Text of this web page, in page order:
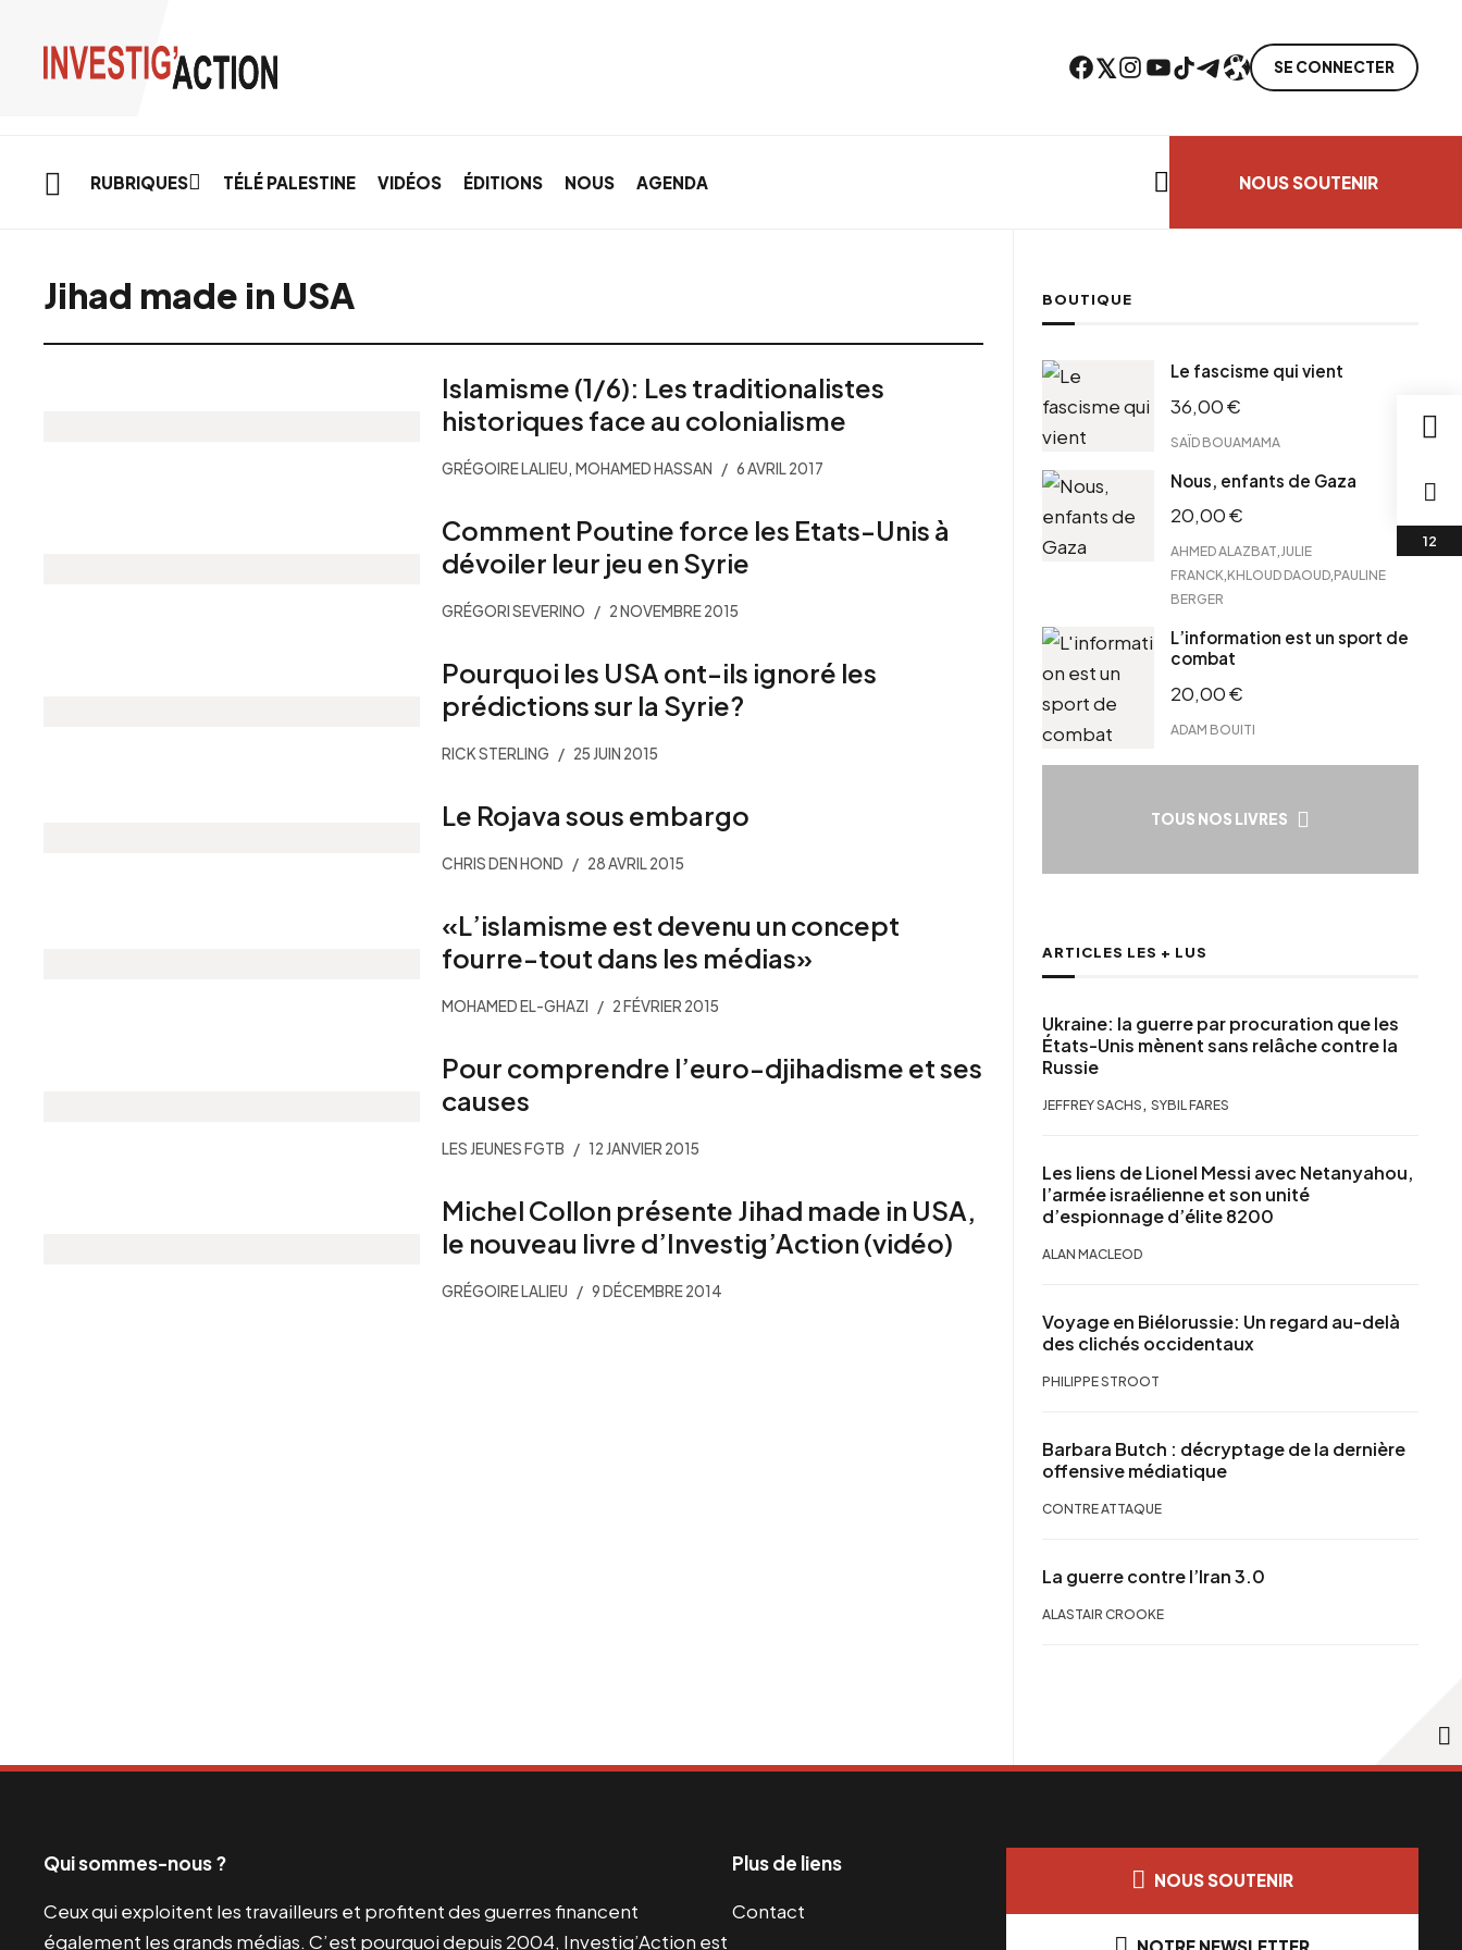
Facebook Twitter Instagram YouTube TikTok TelegramLien SE CONNECTER
RUBRIQUES TÉLÉ PALESTINE VIDÉOS ÉDITIONS NOUS AGENDA NOUS SOUTENIR
Jihad made in USA
Islamisme (1/6): Les traditionalistes
historiques face au colonialisme
GRÉGOIRE LALIEU, MOHAMED HASSAN 6 AVRIL 2017
Comment Poutine force les Etats-Unis à
dévoiler leur jeu en Syrie
GRÉGORI SEVERINO 2 NOVEMBRE 2015
Pourquoi les USA ont-ils ignoré les
prédictions sur la Syrie?
RICK STERLING 25 JUIN 2015
Le Rojava sous embargo
CHRIS DEN HOND 28 AVRIL 2015
«L’islamisme est devenu un concept
fourre-tout dans les médias»
MOHAMED EL-GHAZI 2 FÉVRIER 2015
Pour comprendre l’euro-djihadisme et ses
causes
LES JEUNES FGTB 12 JANVIER 2015
Michel Collon présente Jihad made in USA,
le nouveau livre d’Investig’Action (vidéo)
GRÉGOIRE LALIEU 9 DÉCEMBRE 2014
BOUTIQUE
Le fascisme qui vient
36,00€
SAÏD BOUAMAMA
Nous, enfants de Gaza
20,00€
AHMED ALAZBAT JULIE
FRANCK KHLOUD DAOUD PAULINE
BERGER
L’information est un sport de
combat
20,00€
ADAM BOUITI
TOUS NOS LIVRES
ARTICLES LES + LUS
Ukraine: la guerre par procuration que les
États-Unis mènent sans relâche contre la
Russie
JEFFREY SACHS , SYBIL FARES
Les liens de Lionel Messi avec Netanyahou,
l’armée israélienne et son unité
d’espionnage d’élite 8200
ALAN MACLEOD
Voyage en Biélorussie: Un regard au-delà
des clichés occidentaux
PHILIPPE STROOT
Barbara Butch : décryptage de la dernière
offensive médiatique
CONTRE ATTAQUE
La guerre contre l’Iran 3.0
ALASTAIR CROOKE
Qui sommes-nous ?
Ceux qui exploitent les travailleurs et profitent des guerres financent
également les grands médias. C’est pourquoi depuis 2004, Investig’Action est
Plus de liens
Contact
NOUS SOUTENIR